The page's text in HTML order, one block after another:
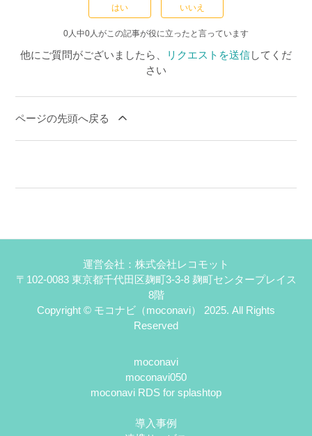
はい いいえ
0人中0人がこの記事が役に立ったと言っています
他にご質問がございましたら、 リクエストを送信してくだ
さい
ページの先頭へ戻る
運営会社：株式会社レコモット
〒102-0083 東京都千代田区麹町3-3-8 麹町センタープレイス
8階
Copyright © モコナビ（moconavi） 2025. All Rights
Reserved
moconavi
moconavi050
moconavi RDS for splashtop
導入事例